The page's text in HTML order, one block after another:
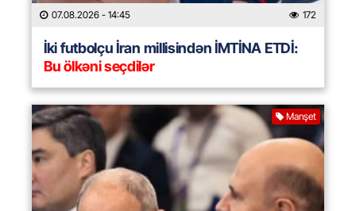
07.08.2026 - 14:45 172
İki futbolçu İran millisindən İMTİNA ETDİ:
Bu ölkəni seçdilər
Manşet